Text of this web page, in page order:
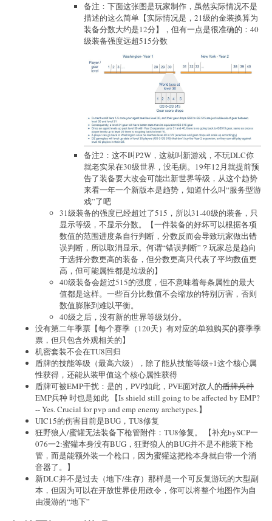
备注：下面这张图是玩家制作，虽然实际情况不是
描述的这么简单【实际情况是，21级的金装换算为
装备分数大约是12分】，但有一点是很准确的：40
级装备强度远超515分数
备注2：这不叫P2W，这就叫新游戏，不玩DLC你
就老实呆在30级世界，没毛病。19年12月就提前预
告了装备要大改会可能出新世界等级，从这个趋势
来看一年一个新版本是趋势，知道什么叫“服务型游
戏”了吧
31级装备的强度已经超过了515，所以31-40级的装备，只
显示等级，不显示分数。【一件装备的好坏可以根据各项
数值的范围进度条自行判断，分数反而会导致玩家做出错
误判断，所以取消显示。何谓“错误判断”？玩家总是趋向
于选择分数更高的装备，但分数更高只代表了平均数值更
高，但可能属性都是垃圾的】
40级装备会超过515的强度，但不意味着每条属性的最大
值都是这样。一些百分比数值不会缩放的特别厉害，否则
数值膨胀到难以平衡。
40级之后，没有新的世界等级划分。
没有第二年季票【每个赛季（120天）有对应的单独购买的赛季季
票，但只包含外观相关的】
机密套装不会在TU8回归
盾牌的技能等级（最高六级），除了能从技能等级+1这个核心属
性获得，还能从装甲值这个核心属性获得
盾牌可被EMP干扰：是的，PVP如此，PVE面对敌人的盾牌兵种
EMP兵种 时也是如此 【Is shield still going to be affected by EMP?
-- Yes. Crucial for pvp and emp enemy archetypes.】
UIC15的伤害目前是BUG，TU8修复
狂野狼人/蜜罐无法装备下枪管附件：TU8修复。 【补充bySCP一
076一2:蜜獾本身没有BUG，狂野狼人的BUG并不是不能装下枪
管，而是能额外装一个枪口，因为蜜獾这把枪本身就自带一个消
音器了。】
新DLC并不是过去（地下/生存）那样是一个可反复游玩的大型副
本，但因为可以在开放世界使用政令，你可以将整个地图作为自
由漫游的“地下”